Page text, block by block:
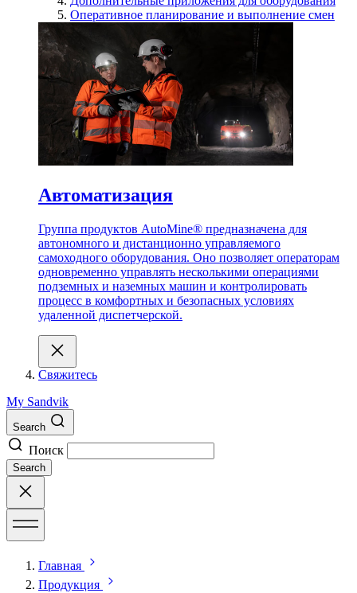
Оперативное планирование и выполнение смен
Автоматизация
Группа продуктов AutoMine® предназначена для
автономного и дистанционно управляемого
самоходного оборудования. Оно позволяет операторам
одновременно управлять несколькими операциями
подземных и наземных машин и контролировать
процесс в комфортных и безопасных условиях
удаленной диспетчерской.
Свяжитесь
My Sandvik
Search
Поиск
Search
Главная
Продукция